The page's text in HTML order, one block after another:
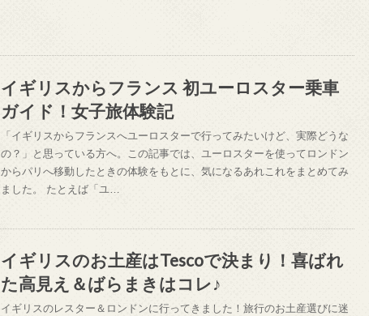
イギリスからフランス 初ユーロスター乗車
ガイド！女子旅体験記
「イギリスからフランスへユーロスターで行ってみたいけど、実際どうな
の？」と思っている方へ。この記事では、ユーロスターを使ってロンドン
からパリへ移動したときの体験をもとに、気になるあれこれをまとめてみ
ました。 たとえば「ユ…
イギリスのお土産はTescoで決まり！喜ばれ
た高見え＆ばらまきはコレ♪
イギリスのレスター＆ロンドンに行ってきました！旅行のお土産選びに迷